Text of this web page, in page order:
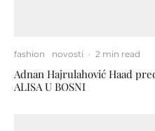
fashion novosti · 2 min read
Adnan Hajrulahović Haad
ALISA U BOSNI